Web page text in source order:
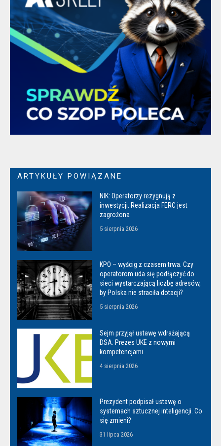
ARTYKUŁY POWIĄZANE
NIK: Operatorzy rezygnują z
inwestycji. Realizacja FERC jest
zagrożona
5 sierpnia 2026
KPO – wyścig z czasem trwa. Czy
operatorom uda się podłączyć do
sieci wystarczającą liczbę adresów,
by Polska nie straciła dotacji?
5 sierpnia 2026
Sejm przyjął ustawę wdrażającą
DSA. Prezes UKE z nowymi
kompetencjami
4 sierpnia 2026
Prezydent podpisał ustawę o
systemach sztucznej inteligencji. Co
się zmieni?
31 lipca 2026